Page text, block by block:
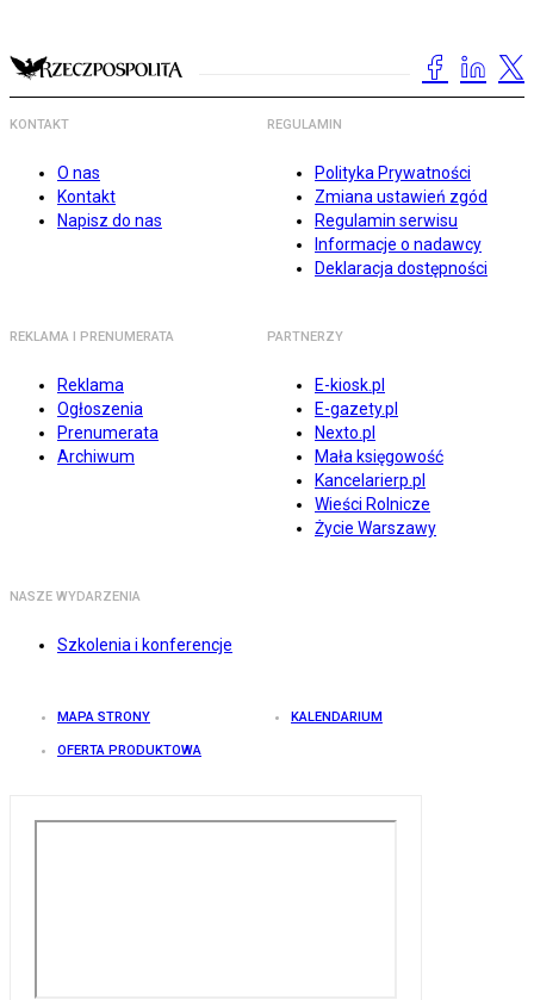
KONTAKT
O nas
Kontakt
Napisz do nas
REGULAMIN
Polityka Prywatności
Zmiana ustawień zgód
Regulamin serwisu
Informacje o nadawcy
Deklaracja dostępności
REKLAMA I PRENUMERATA
Reklama
Ogłoszenia
Prenumerata
Archiwum
PARTNERZY
E-kiosk.pl
E-gazety.pl
Nexto.pl
Mała księgowość
Kancelarierp.pl
Wieści Rolnicze
Życie Warszawy
NASZE WYDARZENIA
Szkolenia i konferencje
MAPA STRONY KALENDARIUM
OFERTA PRODUKTOWA